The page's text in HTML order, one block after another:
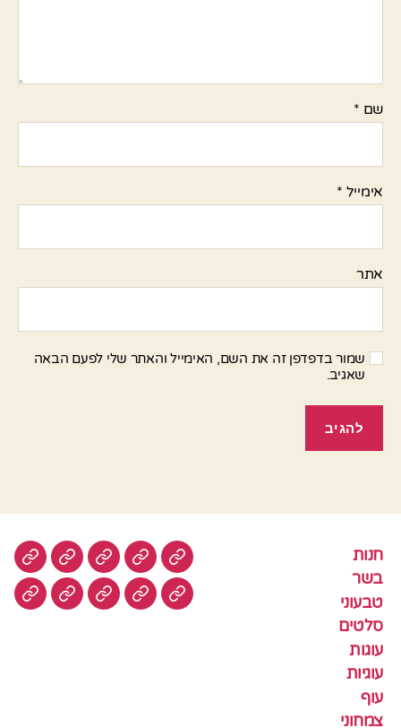
שם *
אימייל *
אתר
שמור בדפדפן זה את השם, האימייל והאתר שלי לפעם הבאה
שאגיב.
חנות
בשר
טבעוני
סלטים
עוגות
עוגיות
עוף
צמחוני
חנות בשר טבעוניסלטים
עוגיותעוף צמחונידגים